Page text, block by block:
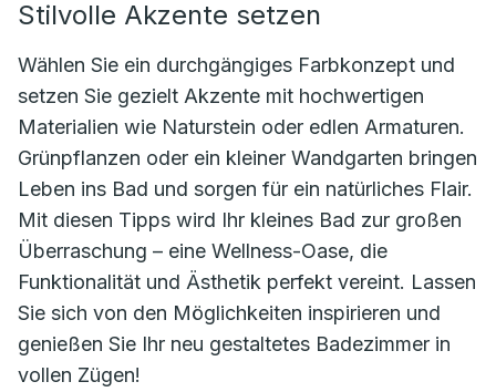
Stilvolle Akzente setzen
Wählen Sie ein durchgängiges Farbkonzept und
setzen Sie gezielt Akzente mit hochwertigen
Materialien wie Naturstein oder edlen Armaturen.
Grünpflanzen oder ein kleiner Wandgarten bringen
Leben ins Bad und sorgen für ein natürliches Flair.
Mit diesen Tipps wird Ihr kleines Bad zur großen
Überraschung – eine Wellness-Oase, die
Funktionalität und Ästhetik perfekt vereint. Lassen
Sie sich von den Möglichkeiten inspirieren und
genießen Sie Ihr neu gestaltetes Badezimmer in
vollen Zügen!